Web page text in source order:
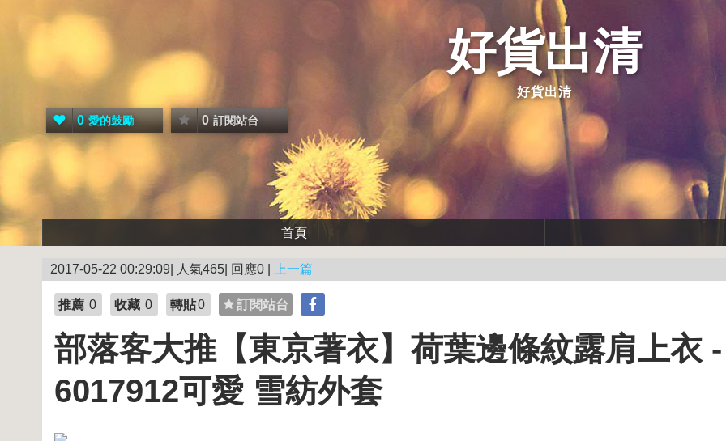
好貨出清
好貨出清
0 愛的鼓勵 0 訂閱站台
首頁
2017-05-22 00:29:09| 人氣465| 回應0 | 上一篇
推薦 0 收藏 0 轉貼0 訂閱站台
部落客大推【東京著衣】荷葉邊條紋露肩上衣 -
6017912可愛 雪紡外套